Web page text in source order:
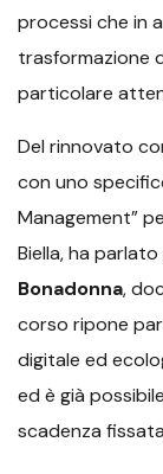
processi che in
trasformazione
particolare
Del rinnovato
con uno
Management”
Biella, ha
Bonadonna,
corso ripone
digitale ed
ed è già
scadenza